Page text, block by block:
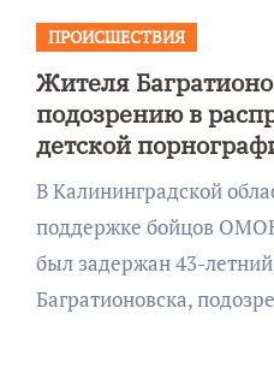
ПРОИСШЕСТВИЯ
Жителя
подозрению в
детской
В Калининградской области при силовой
поддержке бойцов
был задержан 43-
Багратионовска,